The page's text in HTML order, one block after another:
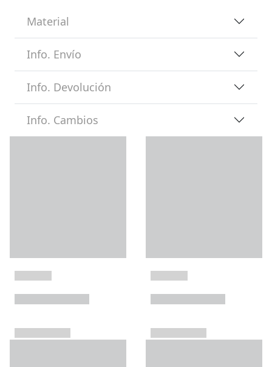
Material
Info. Envío
Info. Devolución
Info. Cambios